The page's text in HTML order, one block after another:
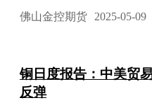
佛山金控期货 2025-05-09
铜日度报告：中美贸
反弹